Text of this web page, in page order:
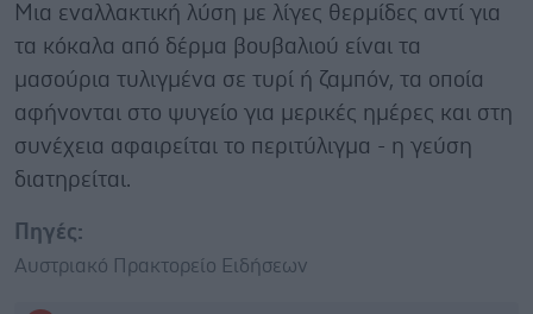
Μια εναλλακτική λύση με λίγες θερμίδες αντί για
τα κόκαλα από δέρμα βουβαλιού είναι τα
μασούρια τυλιγμένα σε τυρί ή ζαμπόν, τα οποία
αφήνονται στο ψυγείο για μερικές ημέρες και στη
συνέχεια αφαιρείται το περιτύλιγμα - η γεύση
διατηρείται.
Πηγές:
Αυστριακό Πρακτορείο Ειδήσεων